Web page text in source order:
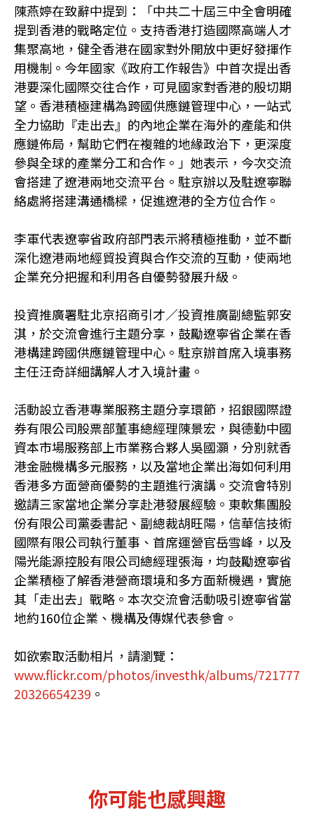
陳燕婷在致辭中提到：「中共二十屆三中全會明確
提到香港的戰略定位。支持香港打造國際高端人才
集聚高地，健全香港在國家對外開放中更好發揮作
用機制。今年國家《政府工作報告》中首次提出香
港要深化國際交往合作，可見國家對香港的殷切期
望。香港積極建構為跨國供應鏈管理中心，一站式
全力協助『走出去』的內地企業在海外的產能和供
應鏈佈局，幫助它們在複雜的地緣政治下，更深度
參與全球的產業分工和合作。」她表示，今次交流
會搭建了遼港兩地交流平台。駐京辦以及駐遼寧聯
絡處將搭建溝通橋樑，促進遼港的全方位合作。
李軍代表遼寧省政府部門表示將積極推動，並不斷
深化遼港兩地經貿投資與合作交流的互動，使兩地
企業充分把握和利用各自優勢發展升級。
投資推廣署駐北京招商引才／投資推廣副總監郭安
淇，於交流會進行主題分享，鼓勵遼寧省企業在香
港構建跨國供應鏈管理中心。駐京辦首席入境事務
主任汪奇詳細講解人才入境計畫。
活動設立香港專業服務主題分享環節，招銀國際證
券有限公司股票部董事總經理陳景宏，與德勤中國
資本市場服務部上市業務合夥人吳國灝，分別就香
港金融機構多元服務，以及當地企業出海如何利用
香港多方面營商優勢的主題進行演講。交流會特別
邀請三家當地企業分享赴港發展經驗。東軟集團股
份有限公司黨委書記、副總裁胡旺陽，信華信技術
國際有限公司執行董事、首席運營官岳雪峰，以及
陽光能源控股有限公司總經理張海，均鼓勵遼寧省
企業積極了解香港營商環境和多方面新機遇，實施
其「走出去」戰略。本次交流會活動吸引遼寧省當
地約160位企業、機構及傳媒代表參會。
如欲索取活動相片，請瀏覽：
www.flickr.com/photos/investhk/albums/721777
20326654239 。
你可能也感興趣